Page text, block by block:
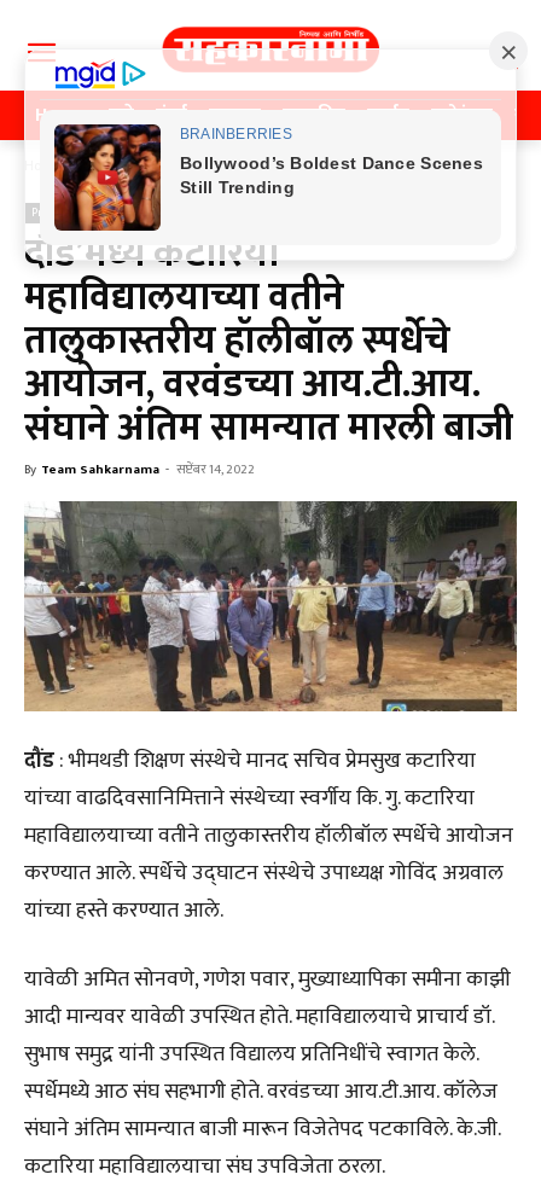
Home पुणे मुंबई महाराष्ट्र राजकीय क्राईम मनोरंजन
Home Previos News
Previos News
दौंड’मध्ये कटारिया
महाविद्यालयाच्या वतीने
तालुकास्तरीय हॉलीबॉल स्पर्धेचे
आयोजन, वरवंडच्या आय.टी.आय.
संघाने अंतिम सामन्यात मारली बाजी
By Team Sahkarnama - सप्टेंबर 14, 2022
दौंड: भीमथडी शिक्षण संस्थेचे मानद सचिव प्रेमसुख कटारिया
यांच्या वाढदिवसानिमित्ताने संस्थेच्या स्वर्गीय कि. गु. कटारिया
महाविद्यालयाच्या वतीने तालुकास्तरीय हॉलीबॉल स्पर्धेचे आयोजन
करण्यात आले. स्पर्धेचे उद्घाटन संस्थेचे उपाध्यक्ष गोविंद अग्रवाल
यांच्या हस्ते करण्यात आले.
यावेळी अमित सोनवणे, गणेश पवार, मुख्याध्यापिका समीना काझी
आदी मान्यवर यावेळी उपस्थित होते. महाविद्यालयाचे प्राचार्य डॉ.
सुभाष समुद्र यांनी उपस्थित विद्यालय प्रतिनिधींचे स्वागत केले.
स्पर्धेमध्ये आठ संघ सहभागी होते. वरवंडच्या आय.टी.आय. कॉलेज
संघाने अंतिम सामन्यात बाजी मारून विजेतेपद पटकाविले. के.जी.
कटारिया महाविद्यालयाचा संघ उपविजेता ठरला.